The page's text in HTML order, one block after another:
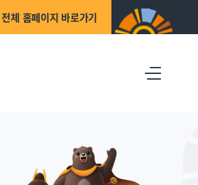
전체 홈페이지 바로가기